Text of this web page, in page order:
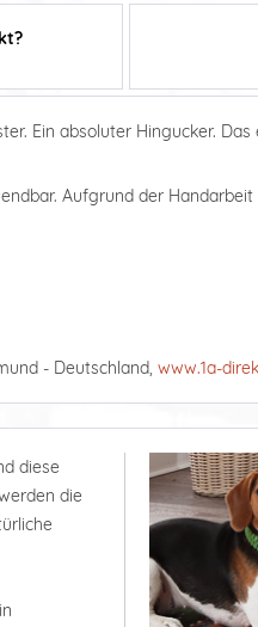
Ein absoluter Hingucker.
Aufgrund der
- Deutschland, www.1a-
diese
die